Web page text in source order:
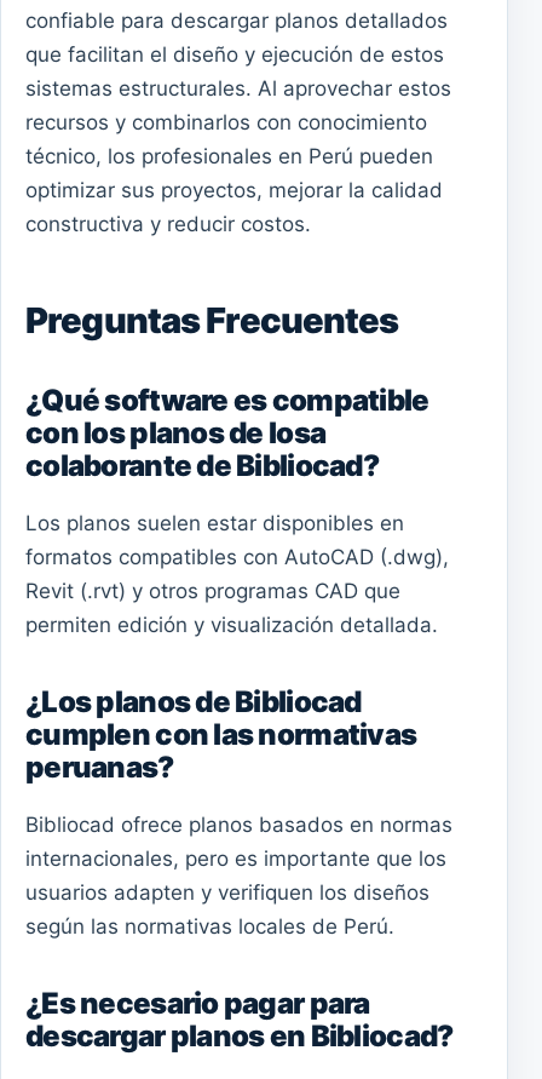
confiable para descargar planos detallados
que facilitan el diseño y ejecución de estos
sistemas estructurales. Al aprovechar estos
recursos y combinarlos con conocimiento
técnico, los profesionales en Perú pueden
optimizar sus proyectos, mejorar la calidad
constructiva y reducir costos.
Preguntas Frecuentes
¿Qué software es compatible
con los planos de losa
colaborante de Bibliocad?
Los planos suelen estar disponibles en
formatos compatibles con AutoCAD (.dwg),
Revit (.rvt) y otros programas CAD que
permiten edición y visualización detallada.
¿Los planos de Bibliocad
cumplen con las normativas
peruanas?
Bibliocad ofrece planos basados en normas
internacionales, pero es importante que los
usuarios adapten y verifiquen los diseños
según las normativas locales de Perú.
¿Es necesario pagar para
descargar planos en Bibliocad?